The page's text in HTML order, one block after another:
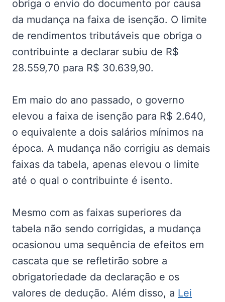
obriga o envio do documento por causa
da mudança na faixa de isenção. O limite
de rendimentos tributáveis que obriga o
contribuinte a declarar subiu de R$
28.559,70 para R$ 30.639,90.
Em maio do ano passado, o governo
elevou a faixa de isenção para R$ 2.640,
o equivalente a dois salários mínimos na
época. A mudança não corrigiu as demais
faixas da tabela, apenas elevou o limite
até o qual o contribuinte é isento.
Mesmo com as faixas superiores da
tabela não sendo corrigidas, a mudança
ocasionou uma sequência de efeitos em
cascata que se refletirão sobre a
obrigatoriedade da declaração e os
valores de dedução. Além disso, a Lei